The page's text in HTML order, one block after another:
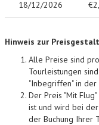
18/12/2026
Hinweis zur
Alle Preise sind
Tourleistungen
"Inbegriffen" in
Der Preis "Mit
ist und wird bei
der Buchung Ihrer